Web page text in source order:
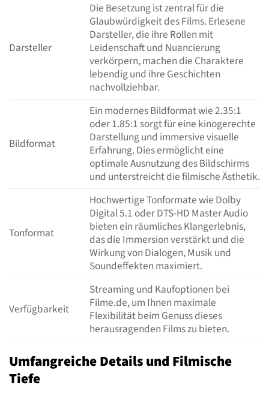
Darsteller
Die Besetzung ist zentral für die
Glaubwürdigkeit des Films. Erlesene
Darsteller, die ihre Rollen mit
Leidenschaft und Nuancierung
verkörpern, machen die Charaktere
lebendig und ihre Geschichten
nachvollziehbar.
Bildformat
Ein modernes Bildformat wie 2.35:1
oder 1.85:1 sorgt für eine kinogerechte
Darstellung und immersive visuelle
Erfahrung. Dies ermöglicht eine
optimale Ausnutzung des Bildschirms
und unterstreicht die filmische Ästhetik.
Tonformat
Hochwertige Tonformate wie Dolby
Digital 5.1 oder DTS-HD Master Audio
bieten ein räumliches Klangerlebnis,
das die Immersion verstärkt und die
Wirkung von Dialogen, Musik und
Soundeffekten maximiert.
Verfügbarkeit
Streaming und Kaufoptionen bei
Filme.de, um Ihnen maximale
Flexibilität beim Genuss dieses
herausragenden Films zu bieten.
Umfangreiche Details und Filmische
Tiefe